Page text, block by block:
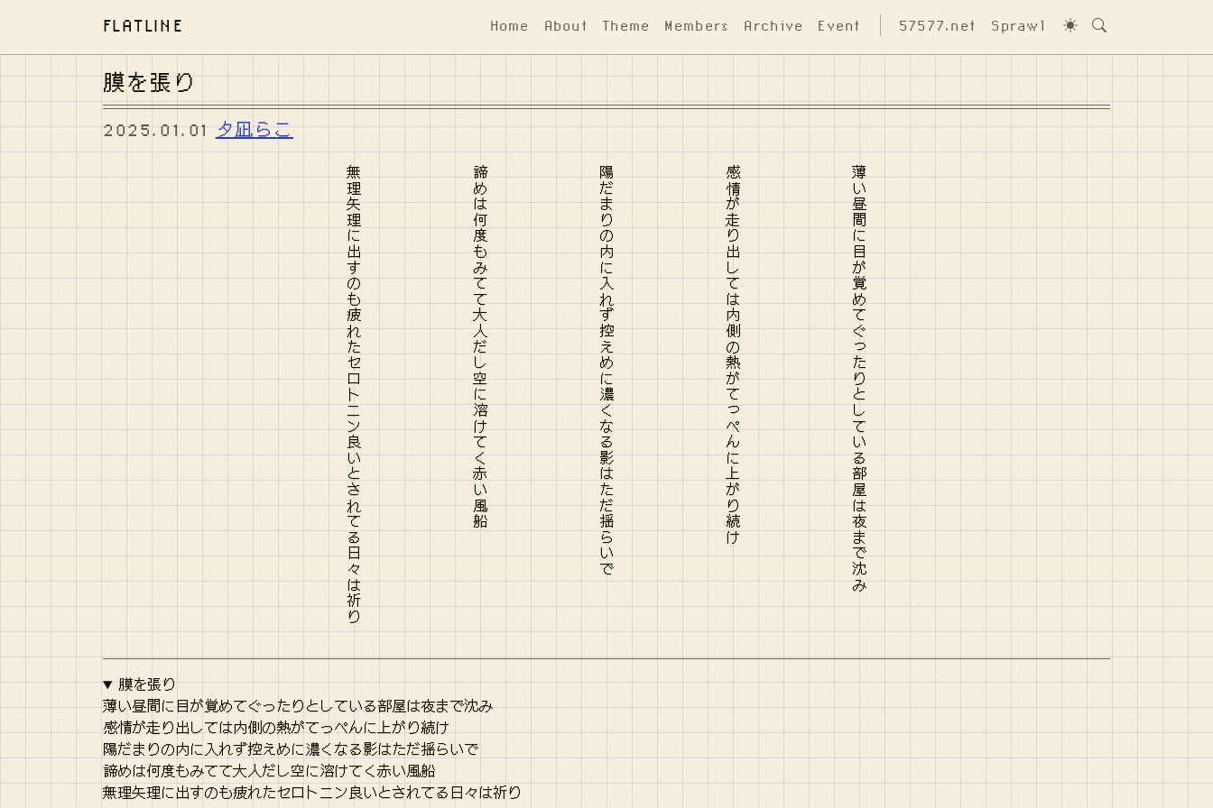
FLATLINE Home About Theme Members Archive Event 57577.net Sprawl
膜を張り
2025.01.01夕凪らこ
薄い昼間に目が覚めてぐったりとしている部屋は夜まで沈み
感情が走り出しては内側の熱がてっぺんに上がり続け
陽だまりの内に入れず控えめに濃くなる影はただ揺らいで
諦めは何度もみてて大人だし空に溶けてく赤い風船
無理矢理に出すのも疲れたセロトニン良いとされてる日々は祈り
膜を張り
薄い昼間に目が覚めてぐったりとしている部屋は夜まで沈み
感情が走り出しては内側の熱がてっぺんに上がり続け
陽だまりの内に入れず控えめに濃くなる影はただ揺らいで
諦めは何度もみてて大人だし空に溶けてく赤い風船
無理矢理に出すのも疲れたセロトニン良いとされてる日々は祈り